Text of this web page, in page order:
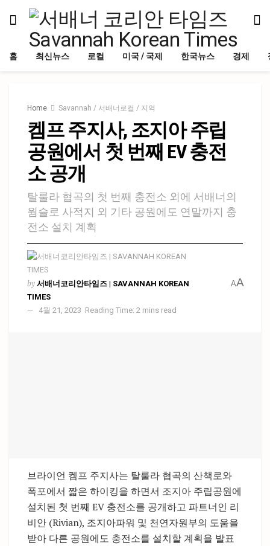
홈 최신뉴스 로컬 미국 / 국제 한국뉴스 경제
Home Savannah / 서배너로컬 / 지역
켐프 주지사, 조지아 주립
공원에서 첫 번째 EV 충전
소 공개
탈룰라 협곡의 첫 번째 충전소 외에 서배너의
웜슬로 사적지 외 기타 공원에도 연말까지 충
전소 설치 계획
by 서배너코리안타임즈 | SAVANNAH KOREAN
TIMES
4월 21, 2023 Reading Time: 2 mins read
AA
브라이언 켐프 주지사는 탈룰라 협곡의 산책로와
폭포에서 짧은 하이킹을 하면서 조지아 주립공원에
설치된 첫 번째 EV 충전소를 공개하고 파트너인 리
비안 (Rivian), 조지아파워 및 천연자원부의 도움을
받아 다른 공원에도 충전소를 설치할 계획을 발표